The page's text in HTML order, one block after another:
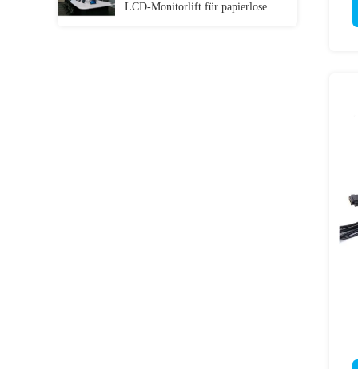
LCD-Monitorlift für papierlose